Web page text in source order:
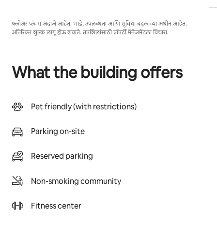
फ्लोअर प्लॅन्स अंदाजे आहेत. भाडे, उपलब्धता आणि सुविधा बदलाच्या अधीन आहेत.
अतिरिक्त शुल्क लागू होऊ शकते. तपशिलांसाठी प्रॉपर्टी मॅनेजमेंटला विचारा.
What the building offers
Pet friendly (with restrictions)
Parking on-site
Reserved parking
Non-smoking community
Fitness center